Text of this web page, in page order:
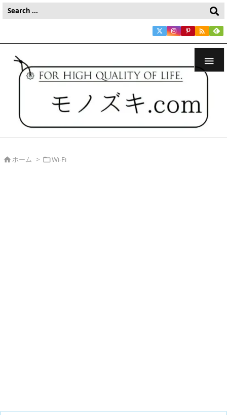


ホーム > Wi-Fi